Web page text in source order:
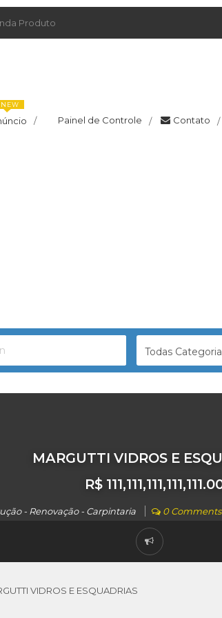
Produto
/
NEW
Painel de Controle / Contato /
Todas
MARGUTTI VIDROS E
R$
- Renovação - Carpintaria 0 Comments
VIDROS E ESQUADRIAS